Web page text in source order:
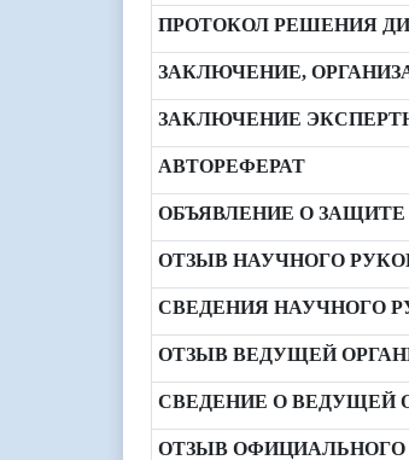
ПРОТОКОЛ РЕШЕНИЯ
ЗАКЛЮЧЕНИЕ,
ЗАКЛЮЧЕНИЕ
АВТОРЕФЕРАТ
ОБЪЯВЛЕНИЕ О ЗАЩИТЕ
ОТЗЫВ НАУЧНОГО
СВЕДЕНИЯ НАУЧНОГО
ОТЗЫВ ВЕДУЩЕЙ
СВЕДЕНИЕ О ВЕДУЩЕЙ
ОТЗЫВ